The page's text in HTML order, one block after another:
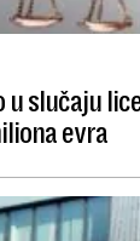
u slučaju
evra